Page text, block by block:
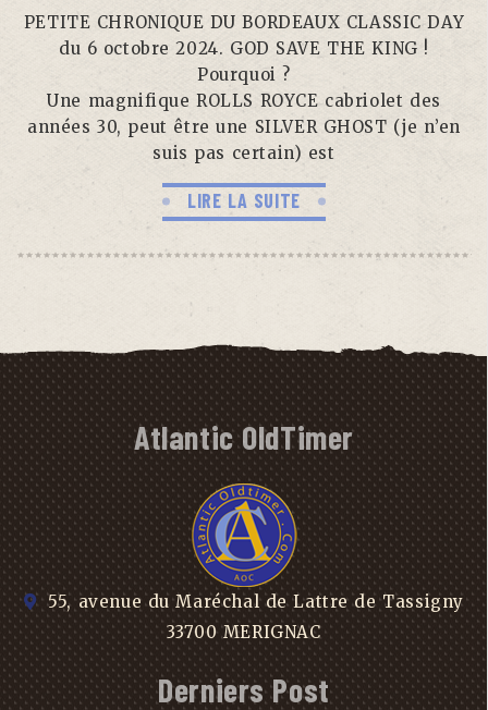
PETITE CHRONIQUE DU BORDEAUX CLASSIC DAY
du 6 octobre 2024. GOD SAVE THE KING !
Pourquoi ?
Une magnifique ROLLS ROYCE cabriolet des
années 30, peut être une SILVER GHOST (je n’en
suis pas certain) est
LIRE LA SUITE
Atlantic OldTimer
55, avenue du Maréchal de Lattre de Tassigny
33700 MERIGNAC
Derniers Post